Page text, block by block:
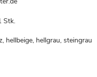
Stk.
hellbeige, hellgrau, steingrau